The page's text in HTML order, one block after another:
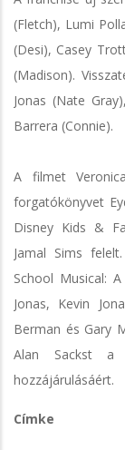
(Fletch), Lumi
(Desi), Casey
(Madison).
Jonas (Nate
Barrera (Connie).
A filmet
forgatókönyvet
Disney Kids &
Jamal Sims
School Musical:
Jonas, Kevin
Berman és Gary
Alan Sackst a
hozzájárulásáért.
Címke